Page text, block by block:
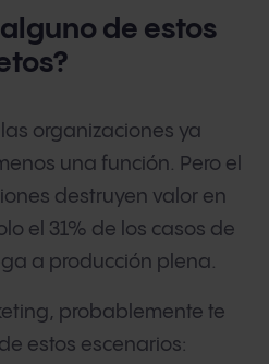
de estos
organizaciones ya
una función. Pero el
destruyen valor en
el 31% de los casos de
a producción plena.
probablemente te
estos escenarios: